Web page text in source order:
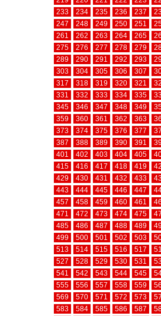
233
234 235 236 237
247
248 249 250 251
261
262 263 264 265
275
276 277 278 279
289
290 291 292 293
303
304 305 306 307
317
318 319 320 321
331
332 333 334 335
345
346 347 348 349
359
360 361 362 363
373
374 375 376 377
387
388 389 390 391
401
402 403 404 405
415
416 417 418 419
429
430 431 432 433
443
444 445 446 447
457
458 459 460 461
471
472 473 474 475
485
486 487 488 489
499
500 501 502 503
513
514 515 516 517
527
528 529 530 531
541
542 543 544 545
555
556 557 558 559
569
570 571 572 573
583
584 585 586 587